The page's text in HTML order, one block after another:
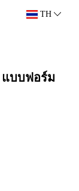
TH
แบบฟอร์ม